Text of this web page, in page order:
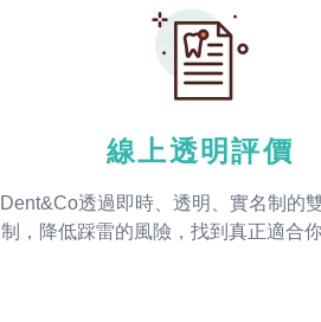
線上透明評價
Dent&Co透過即時、透明、實名制的
制，降低踩雷的風險，找到真正適合你